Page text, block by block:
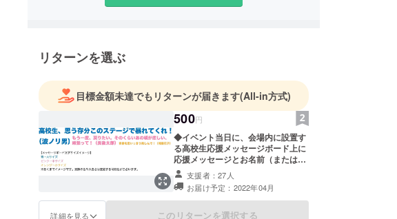
リターンを選ぶ
目標金額未達でもリターンが届きます(All-in方式)
500円
◆イベント当日に、会場内に設置す
る高校生応援メッセージボード上に
応援メッセージとお名前（または
ニックネーム）を【小サイズ】にて
記載。 例）「高校生、思う存分この
ステージで暴れてくれ！（波ノリ
男）」 ※高校生へのメッセージと記
載希望のお名前を備考欄に記載お願
支援者：27人
お届け予定：2022年04月
詳細を見る このリターンを選択する